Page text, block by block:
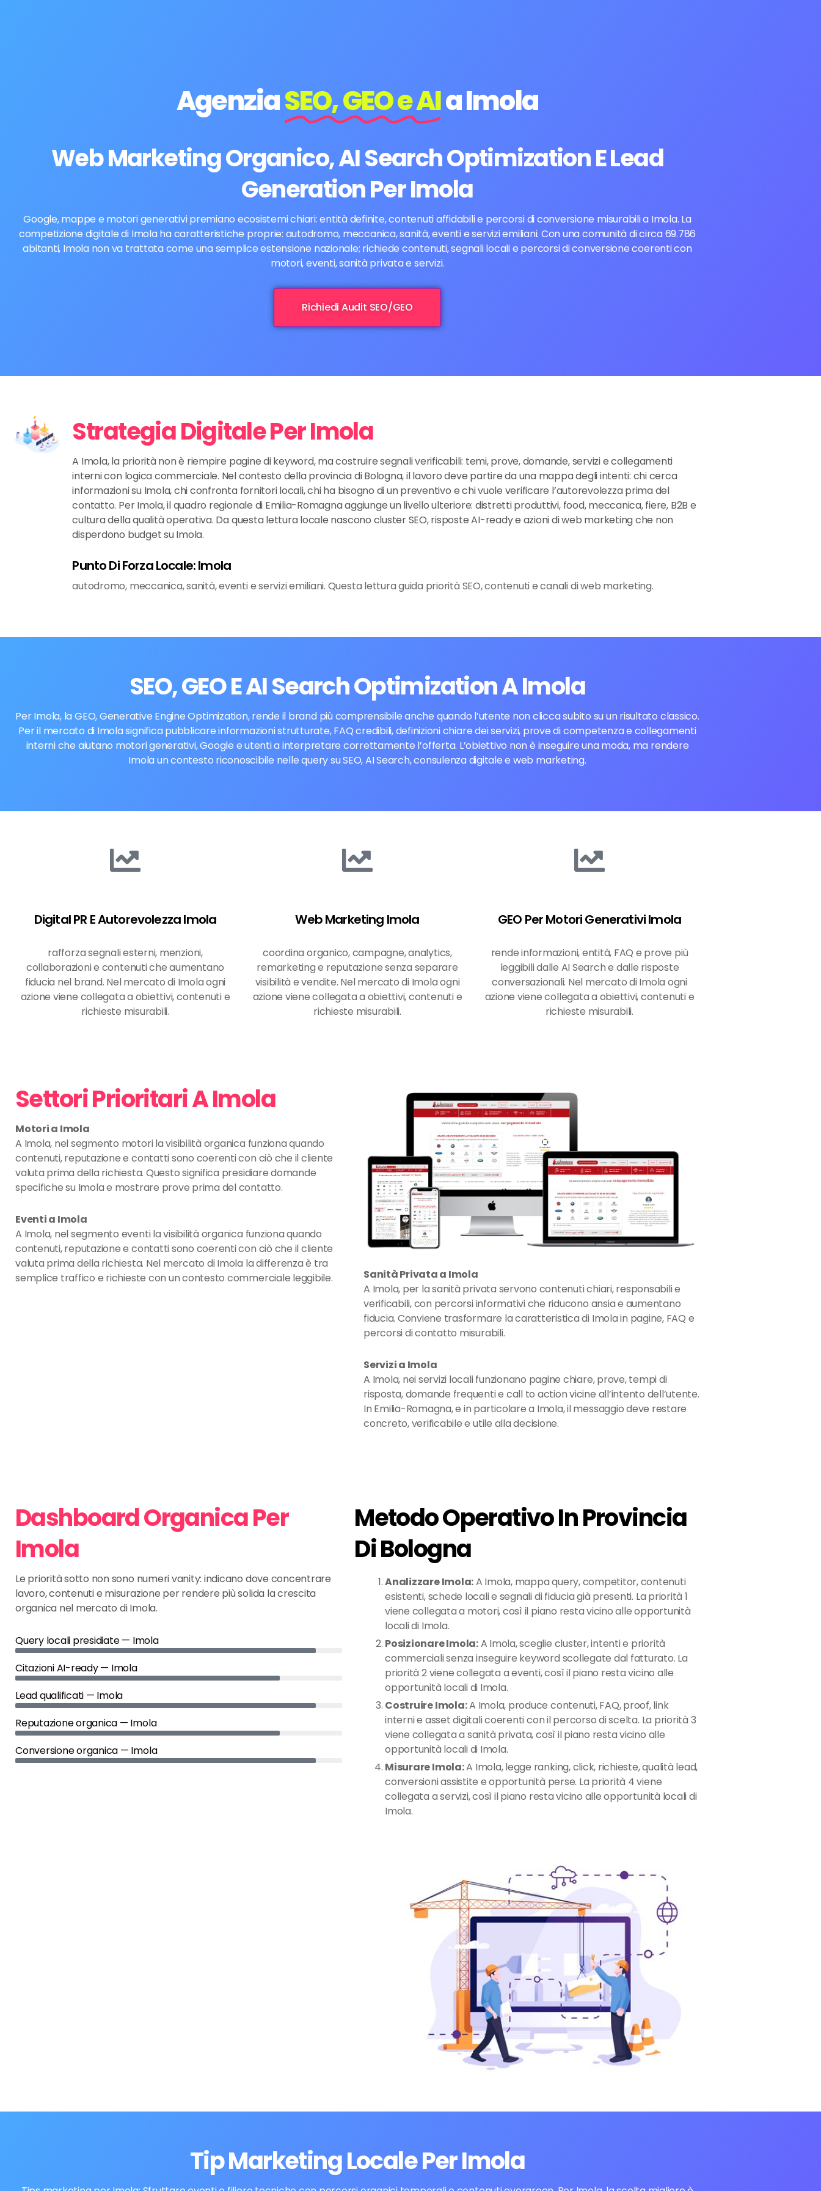
AgenziaSEO, GEO e AIa Imola
Web Marketing Organico, AI Search Optimization E Lead
Generation Per Imola
Google, mappe e motori generativi premiano ecosistemi chiari: entità definite, contenuti affidabili e percorsi di conversione misurabili a Imola. La
competizione digitale di Imola ha caratteristiche proprie: autodromo, meccanica, sanità, eventi e servizi emiliani. Con una comunità di circa 69.786
abitanti, Imola non va trattata come una semplice estensione nazionale; richiede contenuti, segnali locali e percorsi di conversione coerenti con
motori, eventi, sanità privata e servizi.
Richiedi Audit SEO/GEO
Strategia Digitale Per Imola
A Imola, la priorità non è riempire pagine di keyword, ma costruire segnali verificabili: temi, prove, domande, servizi e collegamenti
interni con logica commerciale. Nel contesto della provincia di Bologna, il lavoro deve partire da una mappa degli intenti: chi cerca
informazioni su Imola, chi confronta fornitori locali, chi ha bisogno di un preventivo e chi vuole verificare l’autorevolezza prima del
contatto. Per Imola, il quadro regionale di Emilia-Romagna aggiunge un livello ulteriore: distretti produttivi, food, meccanica, fiere, B2B e
cultura della qualità operativa. Da questa lettura locale nascono cluster SEO, risposte AI-ready e azioni di web marketing che non
disperdono budget su Imola.
Punto Di Forza Locale: Imola
autodromo, meccanica, sanità, eventi e servizi emiliani. Questa lettura guida priorità SEO, contenuti e canali di web marketing.
SEO, GEO E AI Search Optimization A Imola
Per Imola, la GEO, Generative Engine Optimization, rende il brand più comprensibile anche quando l’utente non clicca subito su un risultato classico.
Per il mercato di Imola significa pubblicare informazioni strutturate, FAQ credibili, definizioni chiare dei servizi, prove di competenza e collegamenti
interni che aiutano motori generativi, Google e utenti a interpretare correttamente l’offerta. L’obiettivo non è inseguire una moda, ma rendere
Imola un contesto riconoscibile nelle query su SEO, AI Search, consulenza digitale e web marketing.
Digital PR E Autorevolezza Imola
rafforza segnali esterni, menzioni,
collaborazioni e contenuti che aumentano
fiducia nel brand. Nel mercato di Imola ogni
azione viene collegata a obiettivi, contenuti e
richieste misurabili.
Web Marketing Imola
coordina organico, campagne, analytics,
remarketing e reputazione senza separare
visibilità e vendite. Nel mercato di Imola ogni
azione viene collegata a obiettivi, contenuti e
richieste misurabili.
GEO Per Motori Generativi Imola
rende informazioni, entità, FAQ e prove più
leggibili dalle AI Search e dalle risposte
conversazionali. Nel mercato di Imola ogni
azione viene collegata a obiettivi, contenuti e
richieste misurabili.
Settori Prioritari A Imola
Motori a Imola
A Imola, nel segmento motori la visibilità organica funziona quando
contenuti, reputazione e contatti sono coerenti con ciò che il cliente
valuta prima della richiesta. Questo significa presidiare domande
specifiche su Imola e mostrare prove prima del contatto.
Eventi a Imola
A Imola, nel segmento eventi la visibilità organica funziona quando
contenuti, reputazione e contatti sono coerenti con ciò che il cliente
valuta prima della richiesta. Nel mercato di Imola la differenza è tra
semplice traffico e richieste con un contesto commerciale leggibile.
Sanità Privata a Imola
A Imola, per la sanità privata servono contenuti chiari, responsabili e
verificabili, con percorsi informativi che riducono ansia e aumentano
fiducia. Conviene trasformare la caratteristica di Imola in pagine, FAQ e
percorsi di contatto misurabili.
Servizi a Imola
A Imola, nei servizi locali funzionano pagine chiare, prove, tempi di
risposta, domande frequenti e call to action vicine all’intento dell’utente.
In Emilia-Romagna, e in particolare a Imola, il messaggio deve restare
concreto, verificabile e utile alla decisione.
Dashboard Organica Per
Imola
Le priorità sotto non sono numeri vanity: indicano dove concentrare
lavoro, contenuti e misurazione per rendere più solida la crescita
organica nel mercato di Imola.
Query locali presidiate — Imola
Citazioni AI-ready — Imola
Lead qualificati — Imola
Reputazione organica — Imola
Conversione organica — Imola
Metodo Operativo In Provincia
Di Bologna
Analizzare Imola:A Imola, mappa query, competitor, contenuti
esistenti, schede locali e segnali di fiducia già presenti. La priorità 1
viene collegata a motori, così il piano resta vicino alle opportunità
locali di Imola.
Posizionare Imola:A Imola, sceglie cluster, intenti e priorità
commerciali senza inseguire keyword scollegate dal fatturato. La
priorità 2 viene collegata a eventi, così il piano resta vicino alle
opportunità locali di Imola.
Costruire Imola:A Imola, produce contenuti, FAQ, proof, link
interni e asset digitali coerenti con il percorso di scelta. La priorità 3
viene collegata a sanità privata, così il piano resta vicino alle
opportunità locali di Imola.
Misurare Imola:A Imola, legge ranking, click, richieste, qualità lead,
conversioni assistite e opportunità perse. La priorità 4 viene
collegata a servizi, così il piano resta vicino alle opportunità locali di
Imola.
Tip Marketing Locale Per Imola